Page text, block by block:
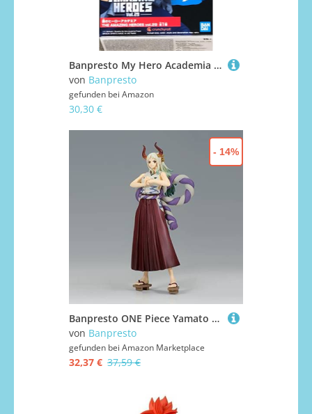
Banpresto My Hero Academia - Shoto Todoroki - Figurine The Amazing Heroes 15cm
von Banpresto
gefunden bei Amazon
30,30 €
Banpresto ONE Piece Yamato WANOKUNI VOL 4 Serie The GRANDLINE Figure
von Banpresto
gefunden bei Amazon Marketplace
32,37 € 37,59 €
- 14%